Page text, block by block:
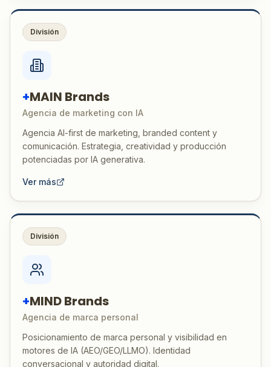
División
+MAIN Brands
Agencia de marketing con IA
Agencia AI-first de marketing, branded content y
comunicación. Estrategia, creatividad y producción
potenciadas por IA generativa.
Ver más
División
+MIND Brands
Agencia de marca personal
Posicionamiento de marca personal y visibilidad en
motores de IA (AEO/GEO/LLMO). Identidad
conversacional y autoridad digital.